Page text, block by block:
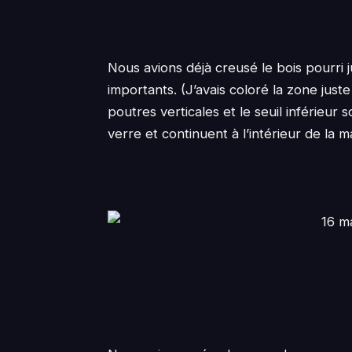
Nous avions déjà creusé le bois
importants. (J’avais coloré la zone
poutres verticales et le seuil inférieur
verre et continuent à l’intérieur de la